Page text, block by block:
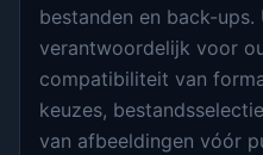
bestanden en back-ups.
verantwoordelijk voor
compatibiliteit van
keuzes,
van afbeeldingen vóór